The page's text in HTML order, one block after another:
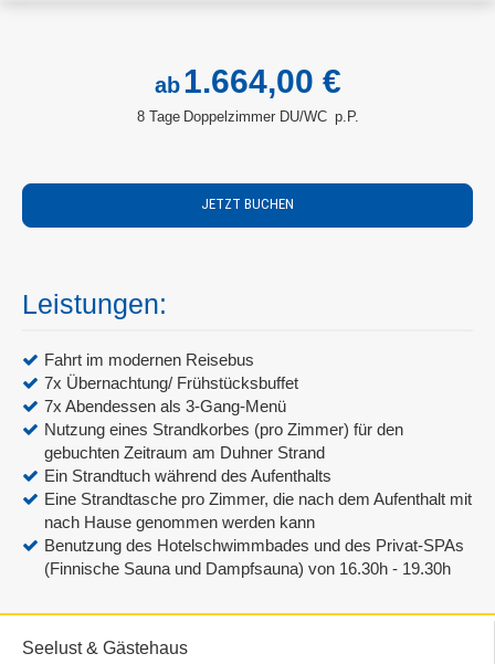
ab 1.664,00 €
8 Tage Doppelzimmer DU/WC p.P.
JETZT BUCHEN
Leistungen:
Fahrt im modernen Reisebus
7x Übernachtung/ Frühstücksbuffet
7x Abendessen als 3-Gang-Menü
Nutzung eines Strandkorbes (pro Zimmer) für den
gebuchten Zeitraum am Duhner Strand
Ein Strandtuch während des Aufenthalts
Eine Strandtasche pro Zimmer, die nach dem Aufenthalt mit
nach Hause genommen werden kann
Benutzung des Hotelschwimmbades und des Privat-SPAs
(Finnische Sauna und Dampfsauna) von 16.30h - 19.30h
Seelust & Gästehaus